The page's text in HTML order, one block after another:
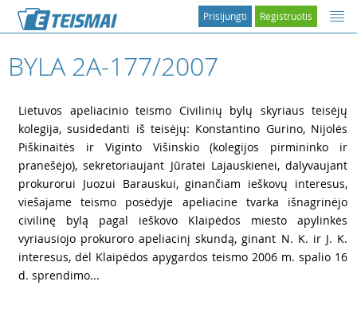
Registruotis
Prisijungti
BYLA 2A-177/2007
Lietuvos apeliacinio teismo Civilinių bylų skyriaus teisėjų
kolegija, susidedanti iš teisėjų: Konstantino Gurino, Nijolės
Piškinaitės ir Viginto Višinskio (kolegijos pirmininko ir
pranešėjo), sekretoriaujant Jūratei Lajauskienei, dalyvaujant
prokurorui Juozui Barauskui, ginančiam ieškovų interesus,
viešajame teismo posėdyje apeliacine tvarka išnagrinėjo
civilinę bylą pagal ieškovo Klaipėdos miesto apylinkės
vyriausiojo prokuroro apeliacinį skundą, ginant N. K. ir J. K.
interesus, dėl Klaipėdos apygardos teismo 2006 m. spalio 16
d. sprendimo...